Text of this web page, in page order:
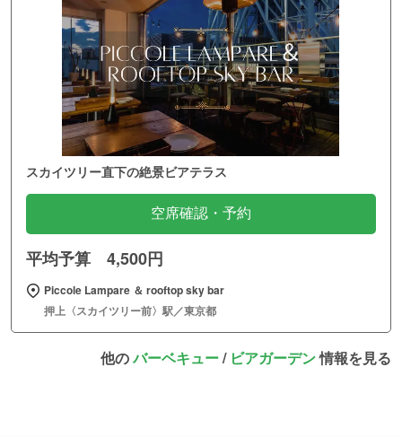
スカイツリー直下の絶景ビアテラス
空席確認・予約
平均予算 4,500円
Piccole Lampare ＆ rooftop sky bar
押上〈スカイツリー前〉駅／東京都
他のバーベキュー/ ビアガーデン情報を見る